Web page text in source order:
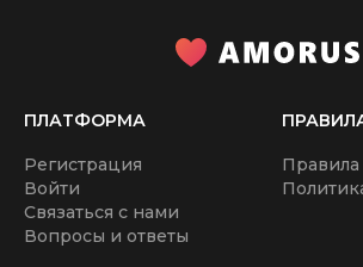
Пользователи активно оставляют
комментарии и рецензии о
Сайт спонсоров и содержанок в
платформы. У него есть масса
так нравятся аудитории. Площадка
популярным агрегатором знакомств.
ПЛАТФОРМА
Регистрация
Войти
Связаться с нами
Вопросы и ответы
Правила